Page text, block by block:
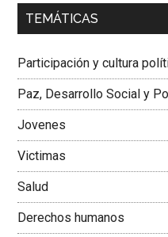
00:00
Dra. Carolina Corcho Mejía,
Colombiana
TEMÁTICAS
Participación y cultura
Paz, Desarrollo Social y
Jovenes
Victimas
Salud
Derechos humanos